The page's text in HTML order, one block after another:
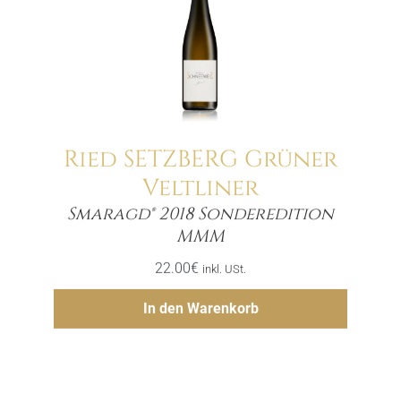
Ried SETZBERG Grüner
Veltliner
Smaragd® 2018 Sonderedition
MMM
22.00€ inkl. USt.
In den Warenkorb
Menge
Hinzufügen